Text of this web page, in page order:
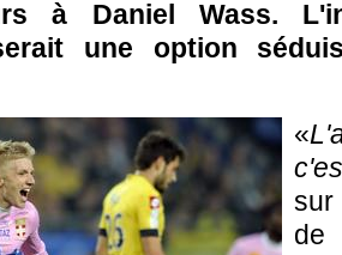
à Daniel Wass.
une option
«